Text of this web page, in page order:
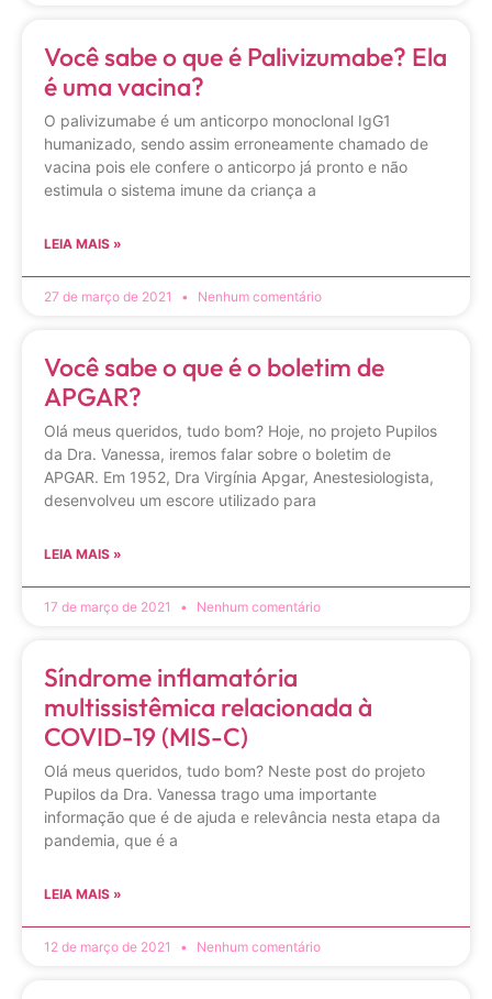
Você sabe o que é Palivizumabe? Ela
é uma vacina?
O palivizumabe é um anticorpo monoclonal IgG1
humanizado, sendo assim erroneamente chamado de
vacina pois ele confere o anticorpo já pronto e não
estimula o sistema imune da criança a
LEIA MAIS »
27 de março de 2021 Nenhum comentário
Você sabe o que é o boletim de
APGAR?
Olá meus queridos, tudo bom? Hoje, no projeto Pupilos
da Dra. Vanessa, iremos falar sobre o boletim de
APGAR. Em 1952, Dra Virgínia Apgar, Anestesiologista,
desenvolveu um escore utilizado para
LEIA MAIS »
17 de março de 2021 Nenhum comentário
Síndrome inflamatória
multissistêmica relacionada à
COVID-19 (MIS-C)
Olá meus queridos, tudo bom? Neste post do projeto
Pupilos da Dra. Vanessa trago uma importante
informação que é de ajuda e relevância nesta etapa da
pandemia, que é a
LEIA MAIS »
12 de março de 2021 Nenhum comentário